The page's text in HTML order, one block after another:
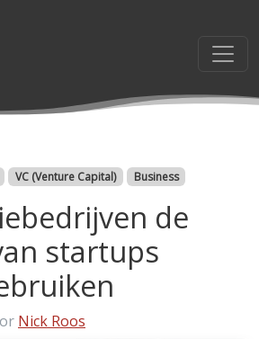
VC (Venture Capital) Business
de
startups
Nick Roos